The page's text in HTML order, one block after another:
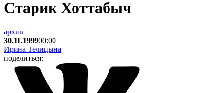
Старик Хоттабыч
архив
30.11.199900:00
Ирина Телицына
поделиться: